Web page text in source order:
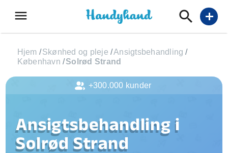
menu add
Hjem /Skønhed og pleje /Ansigtsbehandling /
København /Solrød Strand
Ansigtsbehandling i
Solrød Strand
+300.000 kunder